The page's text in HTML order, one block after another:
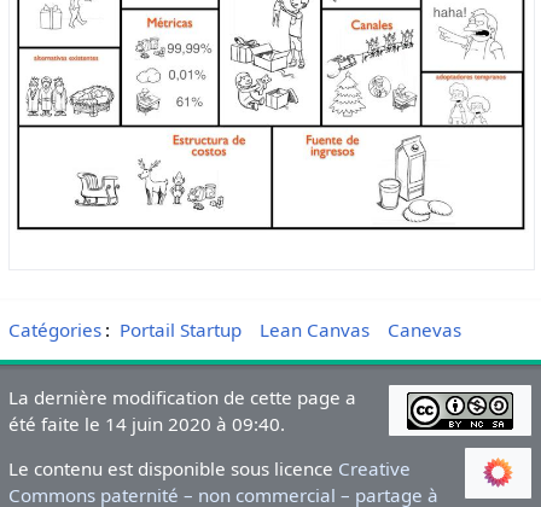
Catégories: Portail Startup Lean Canvas Canevas
La dernière modification de cette page a
été faite le 14 juin 2020 à 09:40.
Le contenu est disponible sous licence Creative
Commons paternité – non commercial – partage à